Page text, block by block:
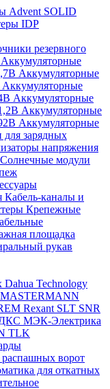
Advent SOLID
IDP
резервного
Аккумуляторные
Аккумуляторные
Аккумуляторные
Аккумуляторные
Аккумуляторные
Аккумуляторные
для зарядных
напряжения
Солнечные модули
Кабель-каналы и
Крепежные
площадка
рукав
Dahua Technology
MASTERMANN
Rexant SLT SNR
МЭК-Электрика
TLK
ворот
для откатных